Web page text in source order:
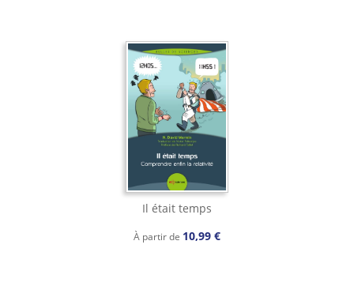
Il était temps
À partir de 10,99 €